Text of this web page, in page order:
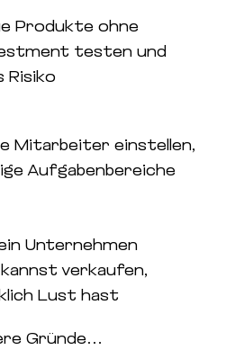
Produkte ohne
testen und
Risiko
Mitarbeiter einstellen,
Aufgabenbereiche
Unternehmen
verkaufen,
Lust hast
Gründe…